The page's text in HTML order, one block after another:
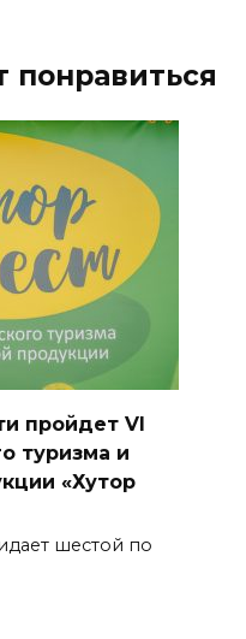
пройдет VI
туризма и
«Хутор
шестой по